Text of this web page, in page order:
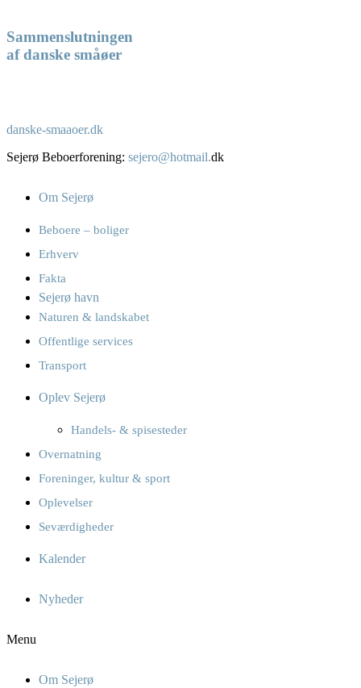
Sammenslutningen
af danske småøer
danske-smaaoer.dk
Sejerø Beboerforening: sejero@hotmail.dk
Om Sejerø
Beboere – boliger
Erhverv
Fakta
Sejerø havn
Naturen & landskabet
Offentlige services
Transport
Oplev Sejerø
Handels- & spisesteder
Overnatning
Foreninger, kultur & sport
Oplevelser
Seværdigheder
Kalender
Nyheder
Menu
Om Sejerø